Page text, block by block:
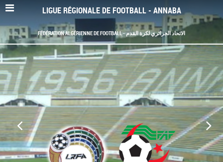
LIGUE RÉGIONALE DE FOOTBALL - ANNABA
FÉDÉRATION ALGÉRIENNE DE FOOTBALL - الاتحاد الجزائري لكرة القدم